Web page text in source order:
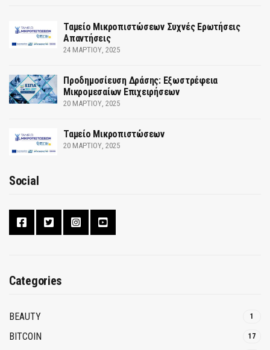
Ταμείο Μικροπιστώσεων Συχνές Ερωτήσεις
Απαντήσεις
24 ΜΑΡΤΊΟΥ, 2025
Προδημοσίευση Δράσης: Εξωστρέφεια
Μικρομεσαίων Επιχειρήσεων
20 ΜΑΡΤΊΟΥ, 2025
Ταμείο Μικροπιστώσεων
20 ΜΑΡΤΊΟΥ, 2025
Social
Categories
BEAUTY 1
BITCOIN 17